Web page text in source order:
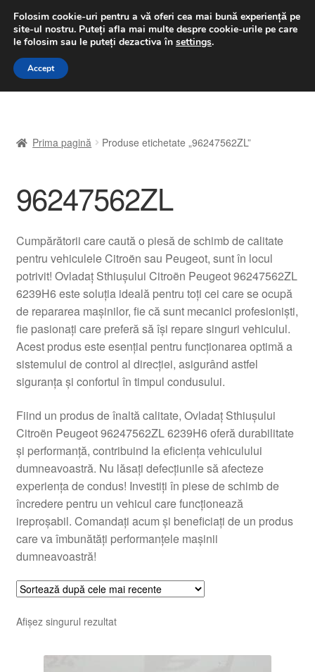
LIVRARE de la 33 lei
luni-vineri 9 a.m. - 4 p.m.031 229 6816
Sari
Sari
A lua legatura
Contul meu
Despre noi
Finalizare comandă
Livrare
Livrare în toată lumea
Plângere
Plățile
Politică de confidențialitate
Procedura de reclamație
Termeni si conditii
Prima pagină Produse etichetate „96247562ZL”
96247562ZL
Cumpărătorii care caută o piesă de schimb de calitate
pentru vehiculele Citroën sau Peugeot, sunt în locul
potrivit! Ovladaț Sthiușului Citroën Peugeot 96247562ZL
6239H6 este soluția ideală pentru toți cei care se ocupă
de repararea mașinilor, fie că sunt mecanici profesioniști,
fie pasionați care preferă să își repare singuri vehiculul.
Acest produs este esențial pentru funcționarea optimă a
sistemului de control al direcției, asigurând astfel
siguranța și confortul în timpul condusului.
Fiind un produs de înaltă calitate, Ovladaț Sthiușului
Citroën Peugeot 96247562ZL 6239H6 oferă durabilitate
și performanță, contribuind la eficiența vehiculului
dumneavoastră. Nu lăsați defecțiunile să afecteze
experiența de condus! Investiți în piese de schimb de
încredere pentru un vehicul care funcționează
ireproșabil. Comandați acum și beneficiați de un produs
care va îmbunătăți performanțele mașinii
dumneavoastră!
Afișez singurul rezultat
Folosim cookie-uri pentru a vă oferi cea mai bună experiență pe
site-ul nostru. Puteți afla mai multe despre cookie-urile pe care
le folosim sau le puteți dezactiva în settings.
Accept